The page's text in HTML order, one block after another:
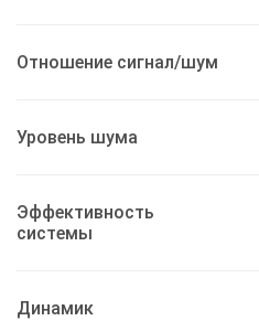
Отношение сигнал/шум
Уровень шума
Эффективность
системы
Динамик